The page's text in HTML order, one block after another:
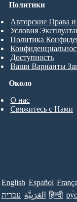
Около
О нас
Свяжитесь с Нами
Политики
Авторские Права
Условия
Политика
Доступность
Ваши Варианты
English Español
עברית العَرَبِيَّة हिन्दी